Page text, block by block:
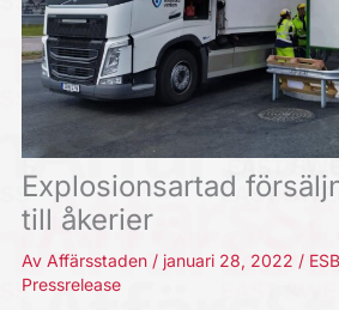
Explosionsartad
till åkerier
Av Affärsstaden / januari 28, 2022 /
Pressrelease